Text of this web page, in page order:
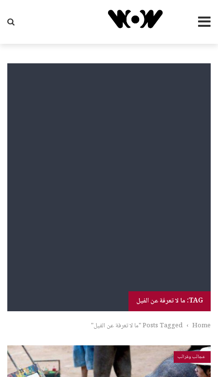
TAG: ما لا تعرفة عن الفيل
Home
› Posts Tagged "ما لا تعرفة عن الفيل"
عجائب وغرائب